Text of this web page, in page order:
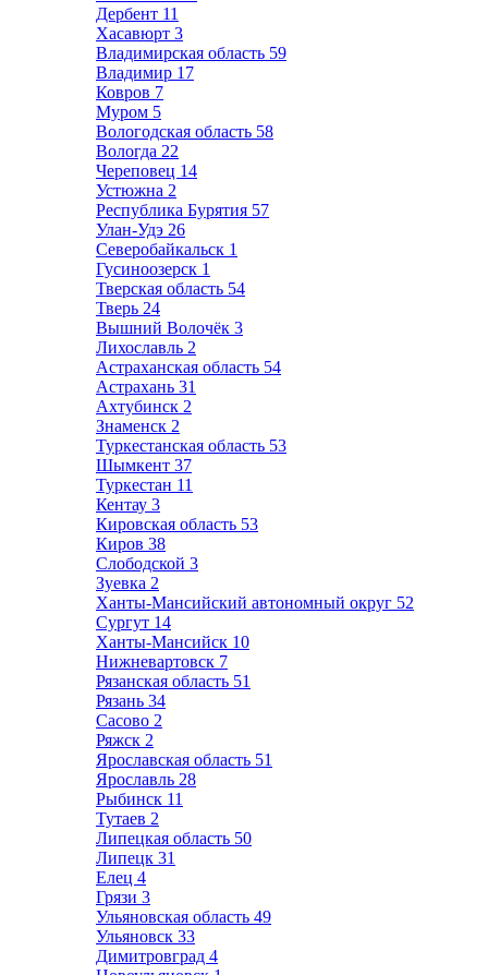
Дербент 11
Хасавюрт 3
Владимирская область 59
Владимир 17
Ковров 7
Муром 5
Вологодская область 58
Вологда 22
Череповец 14
Устюжна 2
Республика Бурятия 57
Улан-Удэ 26
Северобайкальск 1
Гусиноозерск 1
Тверская область 54
Тверь 24
Вышний Волочёк 3
Лихославль 2
Астраханская область 54
Астрахань 31
Ахтубинск 2
Знаменск 2
Туркестанская область 53
Шымкент 37
Туркестан 11
Кентау 3
Кировская область 53
Киров 38
Слободской 3
Зуевка 2
Ханты-Мансийский автономный округ 52
Сургут 14
Ханты-Мансийск 10
Нижневартовск 7
Рязанская область 51
Рязань 34
Сасово 2
Ряжск 2
Ярославская область 51
Ярославль 28
Рыбинск 11
Тутаев 2
Липецкая область 50
Липецк 31
Елец 4
Грязи 3
Ульяновская область 49
Ульяновск 33
Димитровград 4